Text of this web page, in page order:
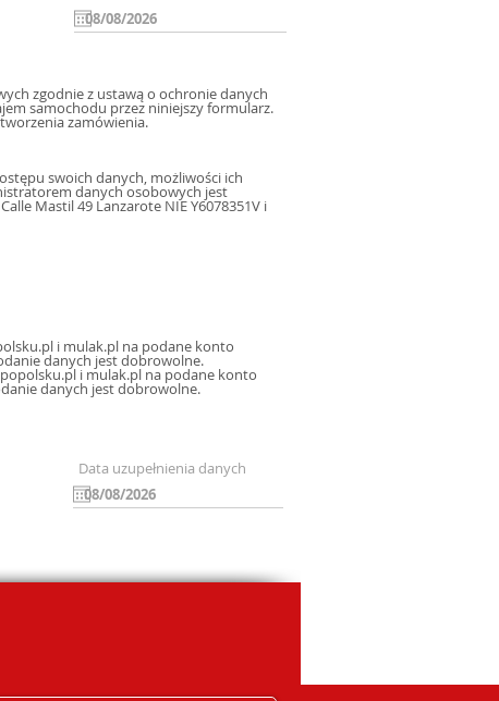
zgodnie z ustawą o ochronie danych
samochodu przez niniejszy formularz.
zamówienia.
swoich danych, możliwości ich
danych osobowych jest
Mastil 49 Lanzarote NIE Y6078351V i
i mulak.pl na podane konto
oraz sms, mms na podany numer telefonu, a także na inne konta poczty elektronicznej. Podanie danych jest dobrowolne.
i mulak.pl na podane konto
danych jest dobrowolne.
Data uzupełnienia danych